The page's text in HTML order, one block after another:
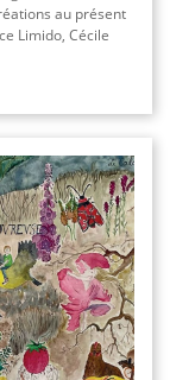
au présent
Limido, Cécile